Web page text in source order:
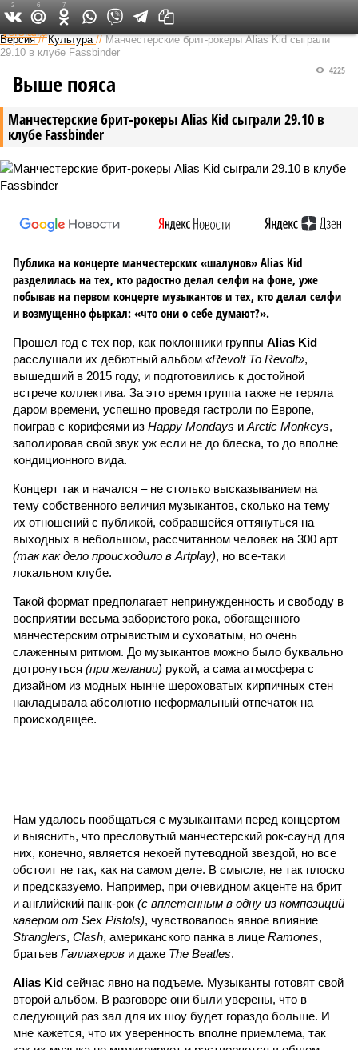
Федеральный выпуск
Версия //Культура //Манчестерские брит-рокеры Alias Kid сыграли
29.10 в клубе Fassbinder
Манчестерские брит-рокеры Alias Kid сыграли 29.10 в
клубе Fassbinder
4225
Выше пояса
Публика на концерте манчестерских «шалунов» Alias Kid
разделилась на тех, кто радостно делал селфи на фоне, уже
побывав на первом концерте музыкантов и тех, кто делал селфи
и возмущенно фыркал: «что они о себе думают?».
Прошел год с тех пор, как поклонники группы Alias Kid
расслушали их дебютный альбом «Revolt To Revolt»,
вышедший в 2015 году, и подготовились к достойной
встрече коллектива. За это время группа также не теряла
даром времени, успешно проведя гастроли по Европе,
поиграв с корифеями из Happy Mondays и Arctic Monkeys,
заполировав свой звук уж если не до блеска, то до вполне
кондиционного вида.
Концерт так и начался – не столько высказыванием на
тему собственного величия музыкантов, сколько на тему
их отношений с публикой, собравшейся оттянуться на
выходных в небольшом, рассчитанном человек на 300 арт
(так как дело происходило в Artplay), но все-таки
локальном клубе.
Такой формат предполагает непринужденность и свободу в
восприятии весьма забористого рока, обогащенного
манчестерским отрывистым и суховатым, но очень
слаженным ритмом. До музыкантов можно было буквально
дотронуться (при желании) рукой, а сама атмосфера с
дизайном из модных нынче шероховатых кирпичных стен
накладывала абсолютно неформальный отпечаток на
происходящее.
Нам удалось пообщаться с музыкантами перед концертом
и выяснить, что пресловутый манчестерский рок-саунд для
них, конечно, является некоей путеводной звездой, но все
обстоит не так, как на самом деле. В смысле, не так плоско
и предсказуемо. Например, при очевидном акценте на брит
и английский панк-рок (с вплетенным в одну из композиций
кавером от Sex Pistols), чувствовалось явное влияние
Stranglers, Clash, американского панка в лице Ramones,
братьев Галлахеров и даже The Beatles.
Alias Kid сейчас явно на подъеме. Музыканты готовят свой
второй альбом. В разговоре они были уверены, что в
следующий раз зал для их шоу будет гораздо больше. И
мне кажется, что их уверенность вполне приемлема, так
2 6 7